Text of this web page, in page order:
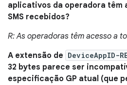
aplicativos da operadora têm
SMS recebidos?
R: As operadoras têm acesso a
A extensão de DeviceAppID-
32 bytes parece ser
especificação GP atual (que